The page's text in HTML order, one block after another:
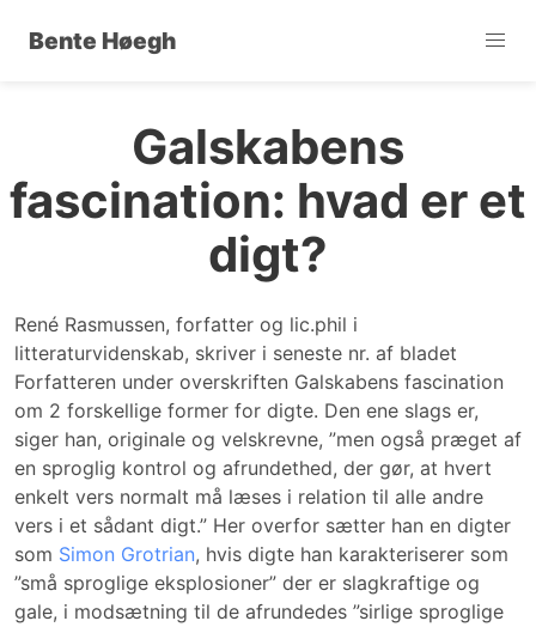
Bente Høegh
Galskabens
fascination: hvad er et
digt?
René Rasmussen, forfatter og lic.phil i
litteraturvidenskab, skriver i seneste nr. af bladet
Forfatteren under overskriften Galskabens fascination
om 2 forskellige former for digte. Den ene slags er,
siger han, originale og velskrevne, ”men også præget af
en sproglig kontrol og afrundethed, der gør, at hvert
enkelt vers normalt må læses i relation til alle andre
vers i et sådant digt.” Her overfor sætter han en digter
som Simon Grotrian, hvis digte han karakteriserer som
”små sproglige eksplosioner” der er slagkraftige og
gale, i modsætning til de afrundedes ”sirlige sproglige